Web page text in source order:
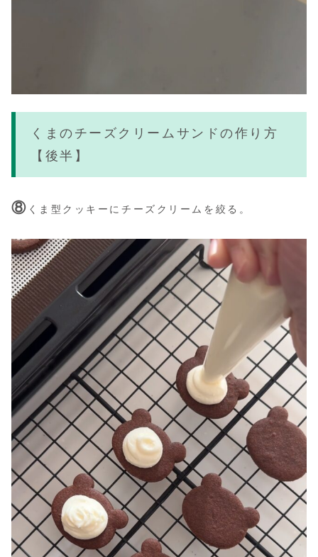
くまのチーズクリームサンドの作り方
【後半】
⑧ くま型クッキーにチーズクリームを絞る。